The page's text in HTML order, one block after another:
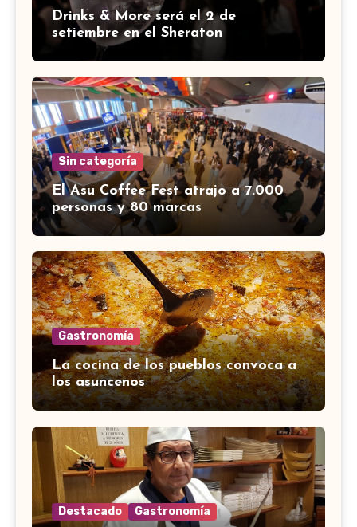
Drinks & More será el 2 de
setiembre en el Sheraton
Sin categoría
El Asu Coffee Fest atrajo a 7.000
personas y 80 marcas
Gastronomía
La cocina de los pueblos convoca a
los asuncenos
Destacado Gastronomía